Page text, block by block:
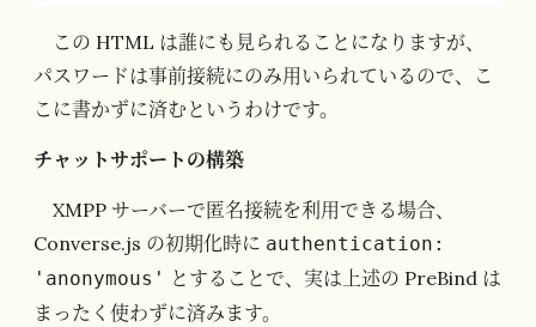
この HTML は誰にも見られることになりますが、
パスワードは事前接続にのみ用いられているので、こ
こに書かずに済むというわけです。
チャットサポートの構築
XMPP サーバーで匿名接続を利用できる場合、
Converse.js の初期化時に authentication:
'anonymous' とすることで、実は上述の PreBind は
まったく使わずに済みます。